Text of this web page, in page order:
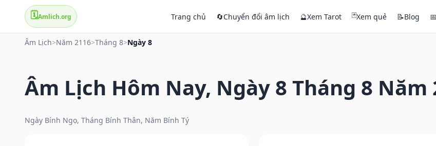
🗓️Amlich.org Trang chủ 🔄Chuyển đổi âm lịch 🔮Xem Tarot 🃏Xem quẻ 📝Blog 📅
Âm Lịch>Năm 2116>Tháng 8>Ngày 8
Âm Lịch Hôm Nay, Ngày 8 Tháng 8 Năm
Ngày Bính Ngọ, Tháng Bính Thân, Năm Bính Tý